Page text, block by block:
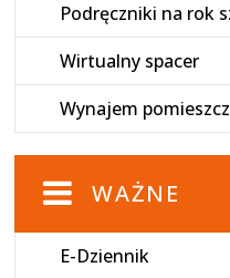
Podręczniki na rok
Wirtualny spacer
Wynajem
WAŻNE
E-Dziennik